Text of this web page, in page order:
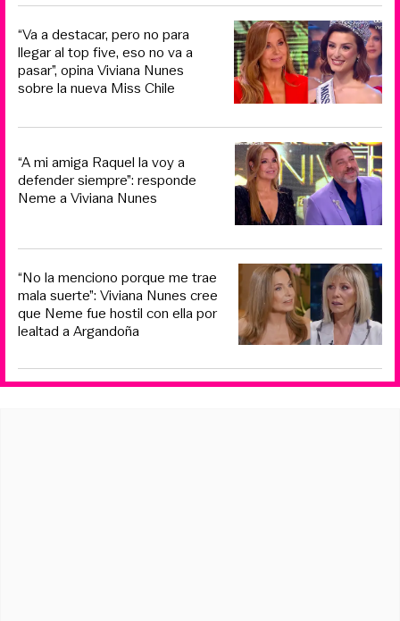
“Va a destacar, pero no para
llegar al top five, eso no va a
pasar”, opina Viviana Nunes
sobre la nueva Miss Chile
“A mi amiga Raquel la voy a
defender siempre”: responde
Neme a Viviana Nunes
“No la menciono porque me trae
mala suerte”: Viviana Nunes cree
que Neme fue hostil con ella por
lealtad a Argandoña